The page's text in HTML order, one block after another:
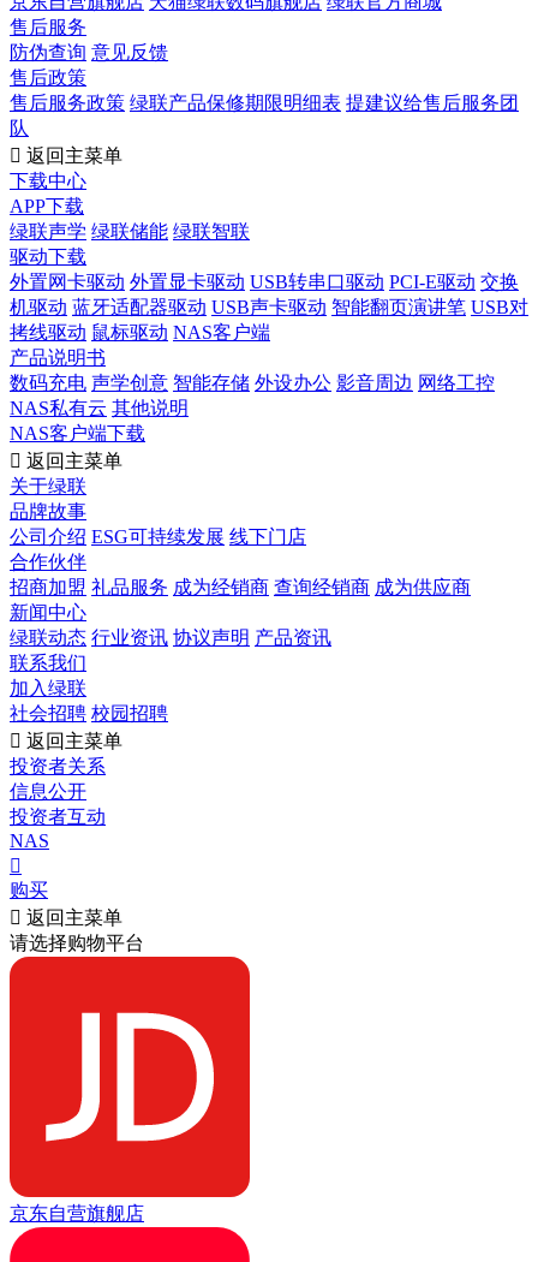
售后服务
防伪查询 意见反馈
售后政策
售后服务政策 绿联产品保修期限明细表 提建议给售后服务团
队
 返回主菜单
下载中心
APP下载
绿联声学 绿联储能 绿联智联
驱动下载
外置网卡驱动 外置显卡驱动 USB转串口驱动 PCI-E驱动 交换
机驱动 蓝牙适配器驱动 USB声卡驱动 智能翻页演讲笔 USB对
拷线驱动 鼠标驱动 NAS客户端
产品说明书
数码充电 声学创意 智能存储 外设办公 影音周边 网络工控
NAS私有云 其他说明
NAS客户端下载
 返回主菜单
关于绿联
品牌故事
公司介绍 ESG可持续发展 线下门店
合作伙伴
招商加盟 礼品服务 成为经销商 查询经销商 成为供应商
新闻中心
绿联动态 行业资讯 协议声明 产品资讯
联系我们
加入绿联
社会招聘 校园招聘
 返回主菜单
投资者关系
信息公开
投资者互动
NAS

购买
 返回主菜单
请选择购物平台
京东自营旗舰店